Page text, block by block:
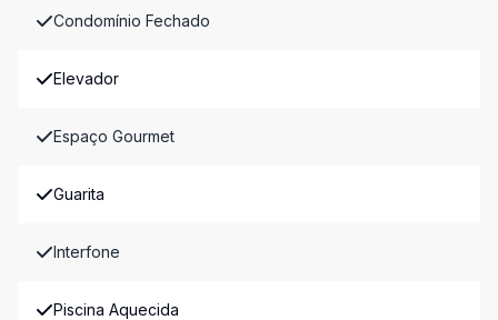
Condomínio Fechado
Elevador
Espaço Gourmet
Guarita
Interfone
Piscina Aquecida